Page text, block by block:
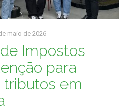
maio de 2026
Impostos
para
tributos em